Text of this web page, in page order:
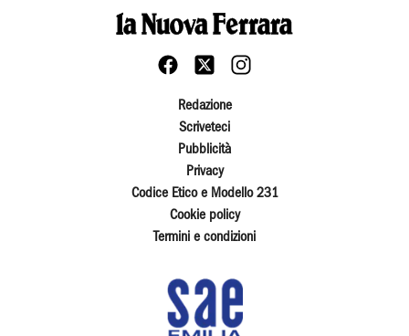
Redazione
Scriveteci
Pubblicità
Privacy
Codice Etico e Modello 231
Cookie policy
Termini e condizioni